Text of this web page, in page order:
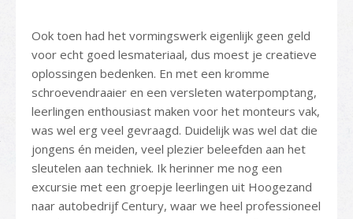
Ook toen had het vormingswerk eigenlijk geen geld
voor echt goed lesmateriaal, dus moest je creatieve
oplossingen bedenken. En met een kromme
schroevendraaier en een versleten waterpomptang,
leerlingen enthousiast maken voor het monteurs vak,
was wel erg veel gevraagd. Duidelijk was wel dat die
jongens én meiden, veel plezier beleefden aan het
sleutelen aan techniek. Ik herinner me nog een
excursie met een groepje leerlingen uit Hoogezand
naar autobedrijf Century, waar we heel professioneel